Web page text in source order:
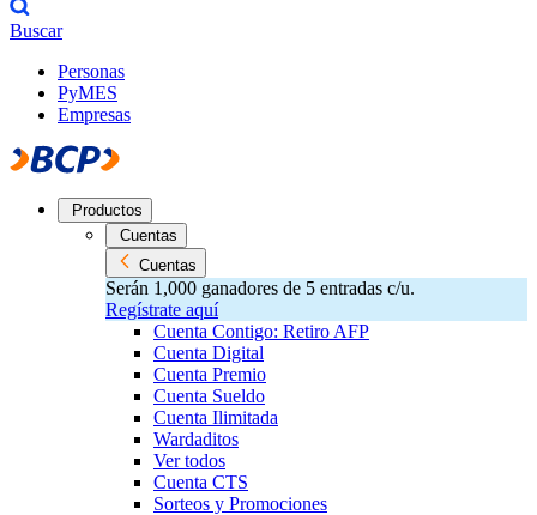
Buscar
Personas
PyMES
Empresas
Productos
Cuentas
Cuentas
Serán 1,000 ganadores de 5 entradas c/u.
Regístrate aquí
Cuenta Contigo: Retiro AFP
Cuenta Digital
Cuenta Premio
Cuenta Sueldo
Cuenta Ilimitada
Wardaditos
Ver todos
Cuenta CTS
Sorteos y Promociones